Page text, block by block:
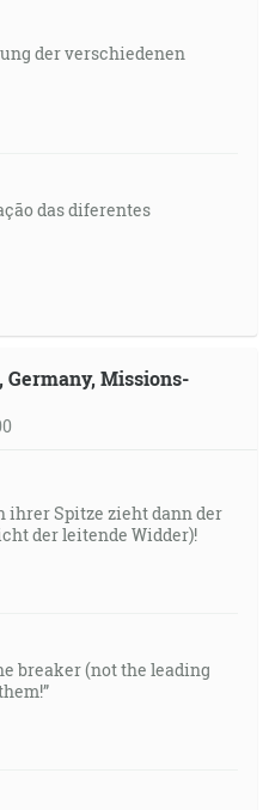
der verschiedenen
das diferentes
Germany, Missions-
ihrer Spitze zieht dann der
der leitende Widder)!
breaker (not the leading